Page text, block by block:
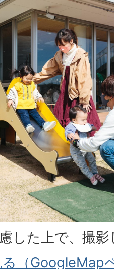
した上で、撮
（GoogleMap